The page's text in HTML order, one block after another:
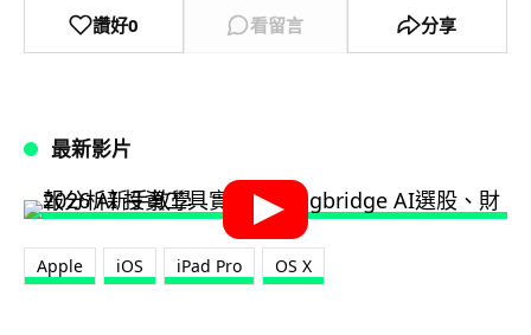
讚好0 看留言 分享
最新影片
Apple iOS iPad Pro OS X